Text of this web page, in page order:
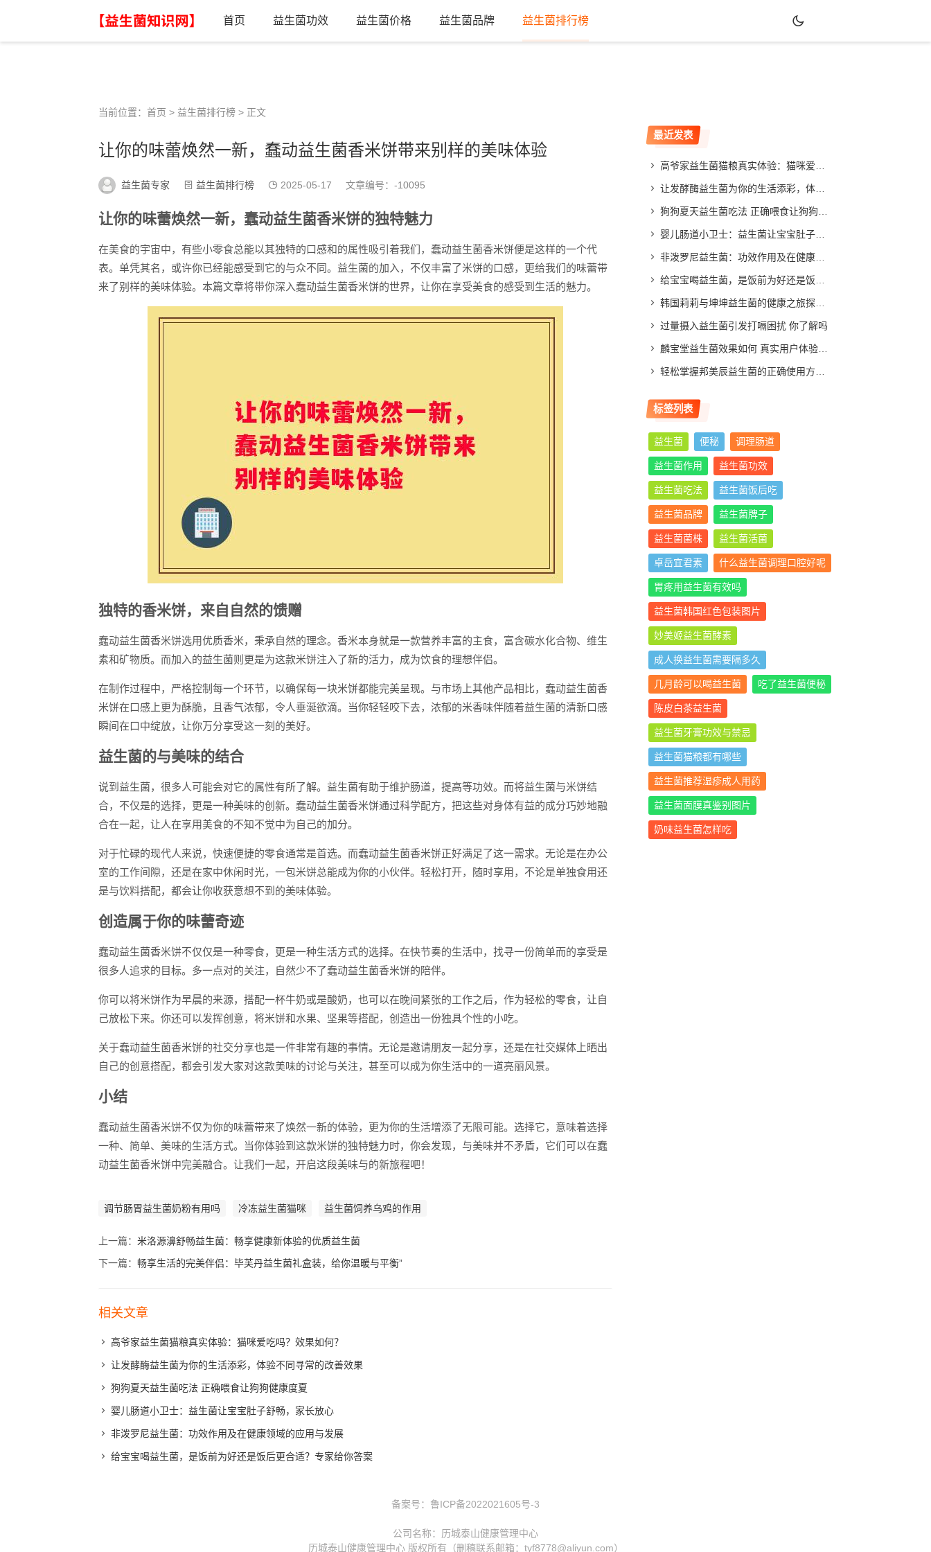
首页 益生菌功效 益生菌价格 益生菌品牌 益生菌排行榜
当前位置： 首页 > 益生菌排行榜 > 正文
让你的味蕾焕然一新，蠢动益生菌香米饼带来别样的美味体验
益生菌专家 益生菌排行榜 2025-05-17 文章编号： -10095
让你的味蕾焕然一新，蠢动益生菌香米饼的独特魅力
在美食的宇宙中，有些小零食总能以其独特的口感和的属性吸引着我们，蠢动益生菌香米饼便是这样的一个代
表。单凭其名，或许你已经能感受到它的与众不同。益生菌的加入，不仅丰富了米饼的口感，更给我们的味蕾带
来了别样的美味体验。本篇文章将带你深入蠢动益生菌香米饼的世界，让你在享受美食的感受到生活的魅力。
独特的香米饼，来自自然的馈赠
蠢动益生菌香米饼选用优质香米，秉承自然的理念。香米本身就是一款营养丰富的主食，富含碳水化合物、维生
素和矿物质。而加入的益生菌则更是为这款米饼注入了新的活力，成为饮食的理想伴侣。
在制作过程中，严格控制每一个环节，以确保每一块米饼都能完美呈现。与市场上其他产品相比，蠢动益生菌香
米饼在口感上更为酥脆，且香气浓郁，令人垂涎欲滴。当你轻轻咬下去，浓郁的米香味伴随着益生菌的清新口感
瞬间在口中绽放，让你万分享受这一刻的美好。
益生菌的与美味的结合
说到益生菌，很多人可能会对它的属性有所了解。益生菌有助于维护肠道，提高等功效。而将益生菌与米饼结
合，不仅是的选择，更是一种美味的创新。蠢动益生菌香米饼通过科学配方，把这些对身体有益的成分巧妙地融
合在一起，让人在享用美食的不知不觉中为自己的加分。
对于忙碌的现代人来说，快速便捷的零食通常是首选。而蠢动益生菌香米饼正好满足了这一需求。无论是在办公
室的工作间隙，还是在家中休闲时光，一包米饼总能成为你的小伙伴。轻松打开，随时享用，不论是单独食用还
是与饮料搭配，都会让你收获意想不到的美味体验。
创造属于你的味蕾奇迹
蠢动益生菌香米饼不仅仅是一种零食，更是一种生活方式的选择。在快节奏的生活中，找寻一份简单而的享受是
很多人追求的目标。多一点对的关注，自然少不了蠢动益生菌香米饼的陪伴。
你可以将米饼作为早晨的来源，搭配一杯牛奶或是酸奶，也可以在晚间紧张的工作之后，作为轻松的零食，让自
己放松下来。你还可以发挥创意，将米饼和水果、坚果等搭配，创造出一份独具个性的小吃。
关于蠢动益生菌香米饼的社交分享也是一件非常有趣的事情。无论是邀请朋友一起分享，还是在社交媒体上晒出
自己的创意搭配，都会引发大家对这款美味的讨论与关注，甚至可以成为你生活中的一道亮丽风景。
小结
蠢动益生菌香米饼不仅为你的味蕾带来了焕然一新的体验，更为你的生活增添了无限可能。选择它，意味着选择
一种、简单、美味的生活方式。当你体验到这款米饼的独特魅力时，你会发现，与美味并不矛盾，它们可以在蠢
动益生菌香米饼中完美融合。让我们一起，开启这段美味与的新旅程吧！
调节肠胃益生菌奶粉有用吗 冷冻益生菌猫咪 益生菌饲养乌鸡的作用
上一篇： 米洛源濞舒畅益生菌：畅享健康新体验的优质益生菌
下一篇： 畅享生活的完美伴侣：毕芙丹益生菌礼盒装，给你温暖与平衡”
相关文章
高爷家益生菌猫粮真实体验：猫咪爱吃吗？效果如何？
让发酵酶益生菌为你的生活添彩，体验不同寻常的改善效果
狗狗夏天益生菌吃法 正确喂食让狗狗健康度夏
婴儿肠道小卫士：益生菌让宝宝肚子舒畅，家长放心
非泼罗尼益生菌：功效作用及在健康领域的应用与发展
给宝宝喝益生菌，是饭前为好还是饭后更合适？专家给你答案
最近发表
高爷家益生菌猫粮真实体验：猫咪爱吃吗？效果如何？
让发酵酶益生菌为你的生活添彩，体验不同寻常的改善效果
狗狗夏天益生菌吃法 正确喂食让狗狗健康度夏
婴儿肠道小卫士：益生菌让宝宝肚子舒畅，家长放心
非泼罗尼益生菌：功效作用及在健康领域的应用与发展
给宝宝喝益生菌，是饭前为好还是饭后更合适？专家给你答案
韩国莉莉与坤坤益生菌的健康之旅探索与分享
过量摄入益生菌引发打嗝困扰 你了解吗
麟宝堂益生菌效果如何 真实用户体验分享与评测分析
轻松掌握邦美辰益生菌的正确使用方法，让你肠道更舒适
标签列表
益生菌 便秘 调理肠道
益生菌作用 益生菌功效
益生菌吃法 益生菌饭后吃
益生菌品牌 益生菌牌子
益生菌菌株 益生菌活菌
卓岳宜君素 什么益生菌调理口腔好呢
胃疼用益生菌有效吗
益生菌韩国红色包装图片
妙美姬益生菌酵素
成人换益生菌需要隔多久
几月龄可以喝益生菌 吃了益生菌便秘
陈皮白茶益生菌
益生菌牙膏功效与禁忌
益生菌猫粮都有哪些
益生菌推荐湿疹成人用药
益生菌面膜真鉴别图片
奶味益生菌怎样吃
备案号： 鲁ICP备2022021605号-3
公司名称：历城泰山健康管理中心
历城泰山健康管理中心 版权所有（删稿联系邮箱：tyf8778@aliyun.com）